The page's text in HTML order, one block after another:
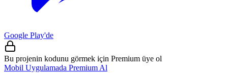
Google Play'de
Bu projenin kodunu görmek için Premium üye ol
Mobil Uygulamada Premium Al